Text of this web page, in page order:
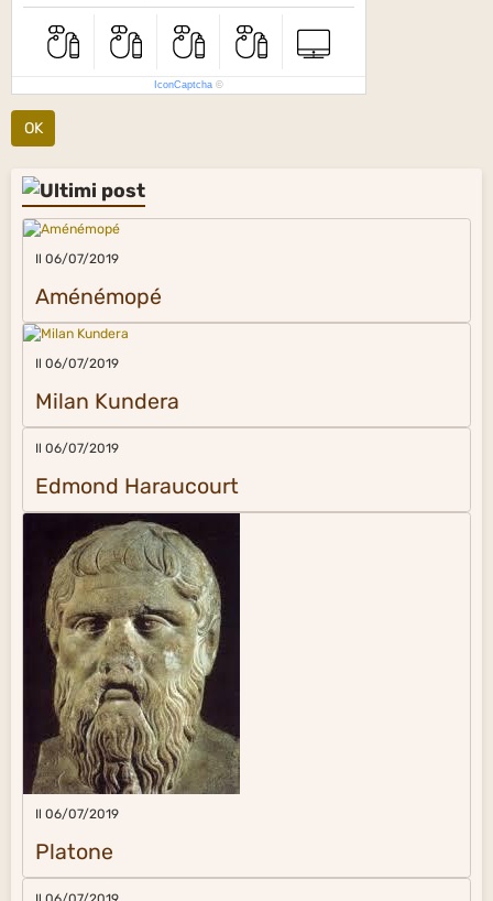
IconCaptcha ©
OK
Il 06/07/2019
Aménémopé
Il 06/07/2019
Milan Kundera
Il 06/07/2019
Edmond Haraucourt
Il 06/07/2019
Platone